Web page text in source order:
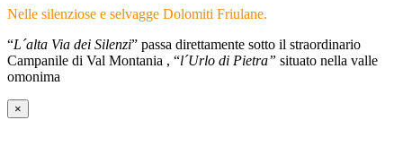
Nelle silenziose e selvagge Dolomiti Friulane.
“L´alta Via dei Silenzi” passa direttamente sotto il straordinario
Campanile di Val Montania , “l´Urlo di Pietra” situato nella valle
omonima
×